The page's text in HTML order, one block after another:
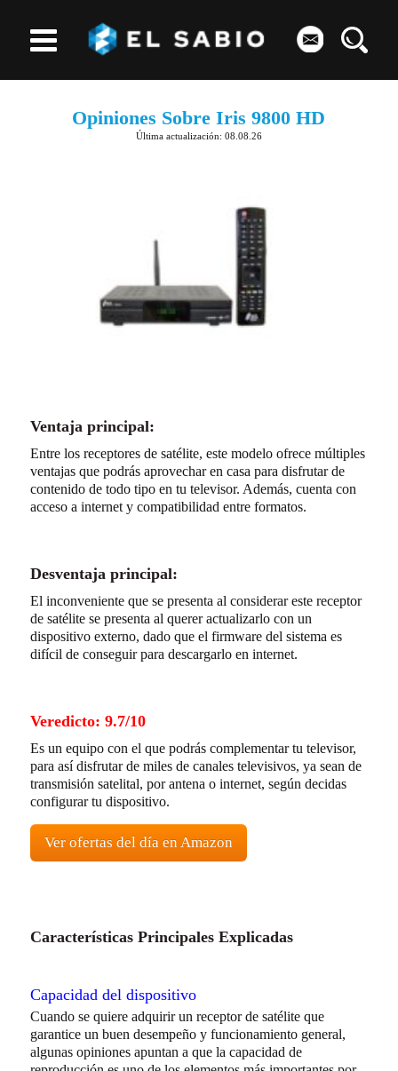
Opiniones Sobre Iris 9800 HD
Última actualización: 08.08.26
Ventaja principal:
Entre los receptores de satélite, este modelo ofrece múltiples
ventajas que podrás aprovechar en casa para disfrutar de
contenido de todo tipo en tu televisor. Además, cuenta con
acceso a internet y compatibilidad entre formatos.
Desventaja principal:
El inconveniente que se presenta al considerar este receptor
de satélite se presenta al querer actualizarlo con un
dispositivo externo, dado que el firmware del sistema es
difícil de conseguir para descargarlo en internet.
Veredicto: 9.7/10
Es un equipo con el que podrás complementar tu televisor,
para así disfrutar de miles de canales televisivos, ya sean de
transmisión satelital, por antena o internet, según decidas
configurar tu dispositivo.
Ver ofertas del día en Amazon
Características Principales Explicadas
Capacidad del dispositivo
Cuando se quiere adquirir un receptor de satélite que
garantice un buen desempeño y funcionamiento general,
algunas opiniones apuntan a que la capacidad de